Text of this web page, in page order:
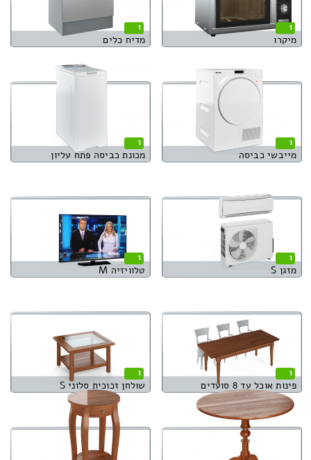
1
מיקרו
1
מדיח כלים
1
מייבשי כביסה
1
מכונת כביסה פתח עליון
1
מזגן S
1
טלוויזיה M
1
פינות אוכל עד 8 סועדים
1
שולחן זכוכית סלוני S